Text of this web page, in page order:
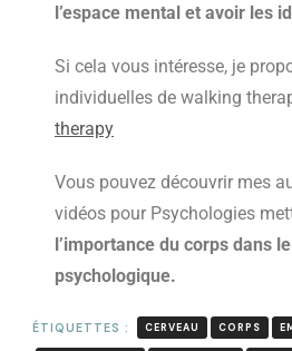
l’espace mental et avoir les
Si cela vous intéresse, je
individuelles de walking
therapy
Vous pouvez découvrir mes
vidéos pour Psychologies
l’importance du corps dans
psychologique.
ÉTIQUETTES : CERVEAU CORPS